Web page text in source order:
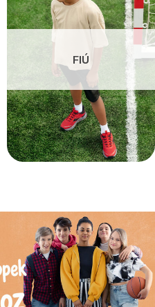
FIÚ